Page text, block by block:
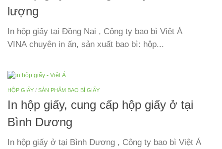
lượng
In hộp giấy tại Đồng Nai , Công ty bao bì Việt Á
VINA chuyên in ấn, sản xuất bao bì: hộp...
HỘP GIẤY / SẢN PHẨM BAO BÌ GIẤY
In hộp giấy, cung cấp hộp giấy ở tại
Bình Dương
In hộp giấy ở tại Bình Dương , Công ty bao bì Việt Á